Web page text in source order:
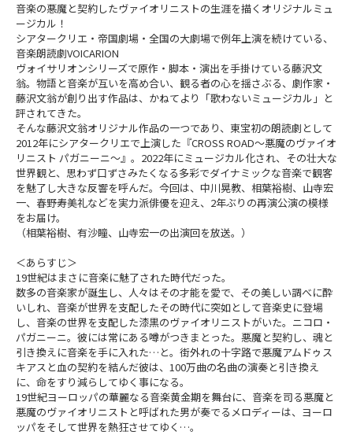
音楽の悪魔と契約したヴァイオリニストの生涯を描くオリジナルミュ
ージカル！
シアタークリエ・帝国劇場・全国の大劇場で例年上演を続けている、
音楽朗読劇VOICARION
ヴォイサリオンシリーズで原作・脚本・演出を手掛けている藤沢文
翁。物語と音楽が互いを高め合い、観る者の心を揺さぶる、劇作家・
藤沢文翁が創り出す作品は、かねてより「歌わないミュージカル」と
評されてきた。
そんな藤沢文翁オリジナル作品の一つであり、東宝初の朗読劇として
2012年にシアタークリエで上演した『CROSS ROAD～悪魔のヴァイオ
リニスト パガニーニ～』。2022年にミュージカル化され、その壮大な
世界観と、思わず口ずさみたくなる多彩でダイナミックな音楽で観客
を魅了し大きな反響を呼んだ。今回は、中川晃教、相葉裕樹、山寺宏
一、春野寿美礼などを実力派俳優を迎え、2年ぶりの再演公演の模様
をお届け。
（相葉裕樹、有沙瞳、山寺宏一の出演回を放送。）
＜あらすじ＞
19世紀はまさに音楽に魅了された時代だった。
数多の音楽家が誕生し、人々はその才能を愛で、その美しい調べに酔
いしれ、音楽が世界を支配したその時代に突如として音楽史に登場
し、音楽の世界を支配した漆黒のヴァイオリニストがいた。ニコロ・
パガニーニ。彼には常にある噂がつきまとった。悪魔と契約し、魂と
引き換えに音楽を手に入れた…と。街外れの十字路で悪魔アムドゥス
キアスと血の契約を結んだ彼は、100万曲の名曲の演奏と引き換え
に、命をすり減らしてゆく事になる。
19世紀ヨーロッパの華麗なる音楽黄金期を舞台に、音楽を司る悪魔と
悪魔のヴァイオリニストと呼ばれた男が奏でるメロディーは、ヨーロ
ッパをそして世界を熱狂させてゆく…。